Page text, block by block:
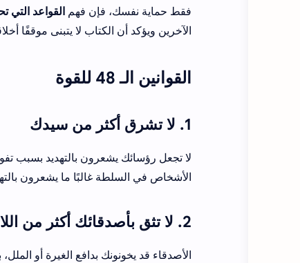
فقط حماية نفسك، فإن فهم القواعد التي
الآخرين ويؤكد أن الكتاب لا يتبنى موقفًا
القوانين الـ 48 للقوة
1. لا تشرق أكثر من سيدك
لا تجعل رؤسائك يشعرون بالتهديد بسبب
الأشخاص في السلطة غالبًا ما يشعرون
2. لا تثق بأصدقائك أكثر من اللازم واستفد من أعدائك
الأصدقاء قد يخونونك بدافع الغيرة أو